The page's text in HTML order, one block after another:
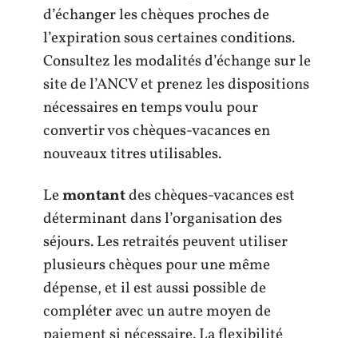
d’échanger les chèques proches de
l’expiration sous certaines conditions.
Consultez les modalités d’échange sur le
site de l’ANCV et prenez les dispositions
nécessaires en temps voulu pour
convertir vos chèques-vacances en
nouveaux titres utilisables.
Lemontantdes chèques-vacances est
déterminant dans l’organisation des
séjours. Les retraités peuvent utiliser
plusieurs chèques pour une même
dépense, et il est aussi possible de
compléter avec un autre moyen de